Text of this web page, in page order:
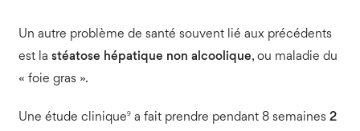
Un autre problème de santé souvent lié aux précédents
est la stéatose hépatique non alcoolique, ou maladie du
« foie gras ».
Une étude clinique9a fait prendre pendant 8 semaines 2